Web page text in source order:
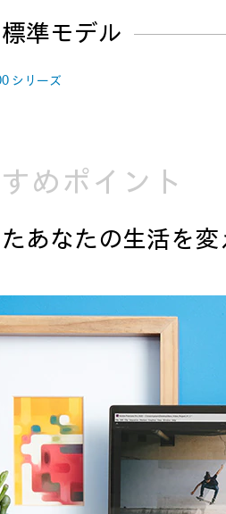
標準モデル
シリーズ
めポイント
あなたの生活を